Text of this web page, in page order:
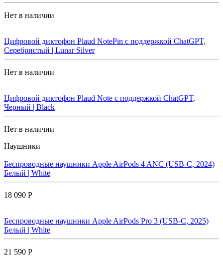
Нет в наличии
Цифровой диктофон Plaud NotePin с поддержкой ChatGPT,
Серебристый | Lunar Silver
Нет в наличии
Цифровой диктофон Plaud Note с поддержкой ChatGPT,
Черный | Black
Нет в наличии
Наушники
Беспроводные наушники Apple AirPods 4 ANC (USB-C, 2024)
Белый | White
18 090 Р
Беспроводные наушники Apple AirPods Pro 3 (USB-C, 2025)
Белый | White
21 590 Р